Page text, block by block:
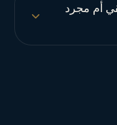
أم مجرد